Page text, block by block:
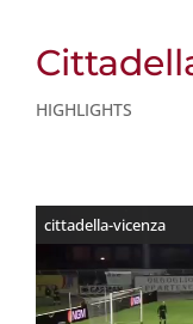
HIGHLIGHTS
cittadella-vicenza